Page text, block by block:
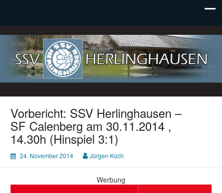
SSV Herlinghausen e. V.
Vorbericht: SSV Herlinghausen –
SF Calenberg am 30.11.2014 ,
14.30h (Hinspiel 3:1)
24. November 2014 Jürgen Koch
Werbung